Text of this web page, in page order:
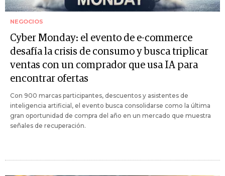
NEGOCIOS
Cyber Monday: el evento de e-commerce
desafía la crisis de consumo y busca triplicar
ventas con un comprador que usa IA para
encontrar ofertas
Con 900 marcas participantes, descuentos y asistentes de
inteligencia artificial, el evento busca consolidarse como la última
gran oportunidad de compra del año en un mercado que muestra
señales de recuperación.